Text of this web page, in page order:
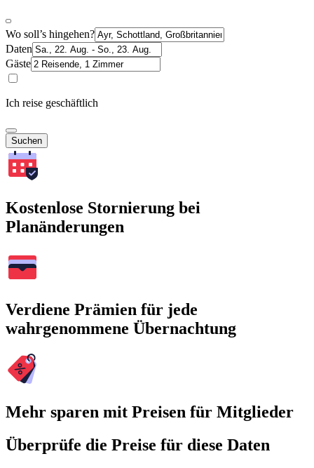
Wo soll’s hingehen?
Daten
Gäste
Ich reise geschäftlich
Suchen
Kostenlose Stornierung bei
Planänderungen
Verdiene Prämien für jede
wahrgenommene Übernachtung
Mehr sparen mit Preisen für Mitglieder
Überprüfe die Preise für diese Daten